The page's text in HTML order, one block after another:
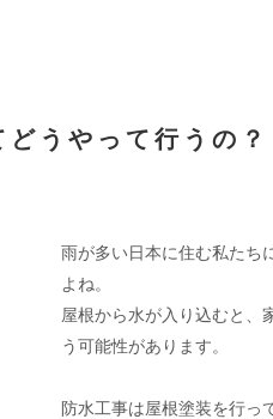
どうやって行うの
雨が多い日本に住む私たち
よね。
屋根から水が入り込むと、
う可能性があります。
防水工事は屋根塗装を行っ